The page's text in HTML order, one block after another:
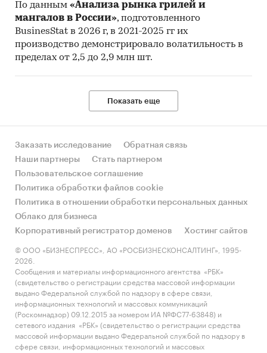
По данным «Анализа рынка грилей и
мангалов в России», подготовленного
BusinesStat в 2026 г, в 2021-2025 гг их
производство демонстрировало волатильность в
пределах от 2,5 до 2,9 млн шт.
Показать еще
Заказать исследование
Обратная связь
Наши партнеры
Стать партнером
Пользовательское соглашение
Политика обработки файлов cookie
Политика в отношении обработки персональных данных
Облако для бизнеса
Корпоративный регистратор доменов
Хостинг сайтов
© ООО «БИЗНЕСПРЕСС», АО «РОСБИЗНЕСКОНСАЛТИНГ», 1995-
2026.
Сообщения и материалы информационного агентства «РБК»
(свидетельство о регистрации средства массовой информации
выдано Федеральной службой по надзору в сфере связи,
информационных технологий и массовых коммуникаций
(Роскомнадзор) 09.12.2015 за номером ИА №ФС77-63848) и
сетевого издания «РБК» (свидетельство о регистрации средства
массовой информации выдано Федеральной службой по надзору в
сфере связи, информационных технологий и массовых